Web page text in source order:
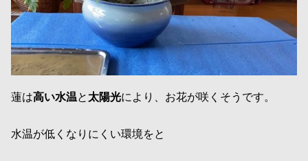
蓮は高い水温と 太陽光により、お花が咲くそうです。
水温が低くなりにくい環境をと